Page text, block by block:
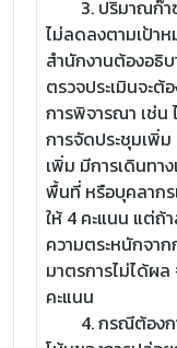
3. ปริมาณก๊าซ
ไม่ลดลงตามเป้า
สำนักงานต้องอธิ
ตรวจประเมินจะต้
การพิจารณา เช่น
การจัดประชุมเพิ่ม
เพิ่ม มีการเดินทา
พื้นที่ หรือบุคลาก
ให้ 4 คะแนน แต่ถ้
ความตระหนักจาก
มาตรการไม่ได้ผล
คะแนน
4. กรณีต้องกา